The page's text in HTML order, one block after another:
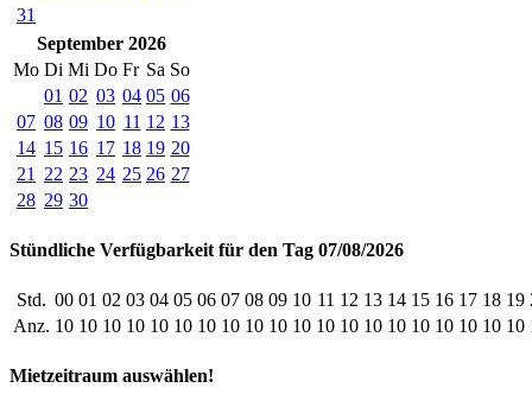
31
September 2026
Mo Di Mi Do Fr Sa So
01 02 03 04 05 06
07 08 09 10 11 12 13
14 15 16 17 18 19 20
21
22 23 24 25 26 27
28 29 30
Stündliche Verfügbarkeit für den Tag 07/08/2026
Std. 00 01 02 03 04 05 06 07 08 09 10 11 12 13 14 15 16 17 18 19
Anz. 10 10 10 10 10 10 10 10 10 10 10 10 10 10 10 10 10 10 10 10
Mietzeitraum auswählen!